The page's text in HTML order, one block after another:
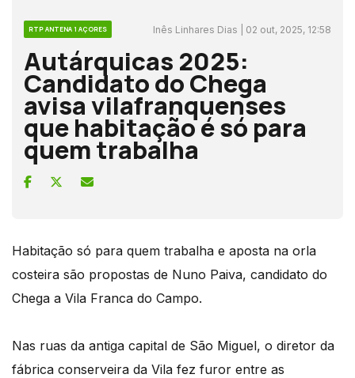
RTP ANTENA 1 AÇORES Inês Linhares Dias | 02 out, 2025, 12:58
Autárquicas 2025:
Candidato do Chega
avisa vilafranquenses
que habitação é só para
quem trabalha
Habitação só para quem trabalha e aposta na orla
costeira são propostas de Nuno Paiva, candidato do
Chega a Vila Franca do Campo.
Nas ruas da antiga capital de São Miguel, o diretor da
fábrica conserveira da Vila fez furor entre as